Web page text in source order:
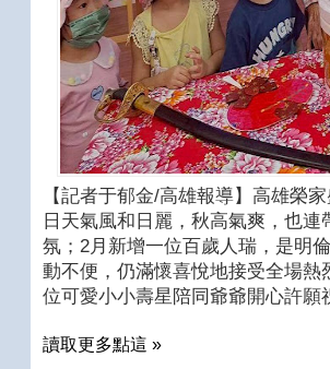
【記者于郁金/高雄報導】高雄榮
日天氣風和日麗，秋高氣爽，也
氛；2月新增一位百歲人瑞，是明
動不便，仍滿懷喜悅地接受全場
位可愛小小壽星陪同爺爺開心許
讀取更多點這 »